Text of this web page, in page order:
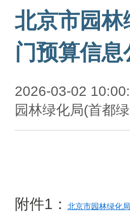
北京市园林
门预算信息
2026-03-02
园林绿化局(首都
附件1： 北京市园林绿化